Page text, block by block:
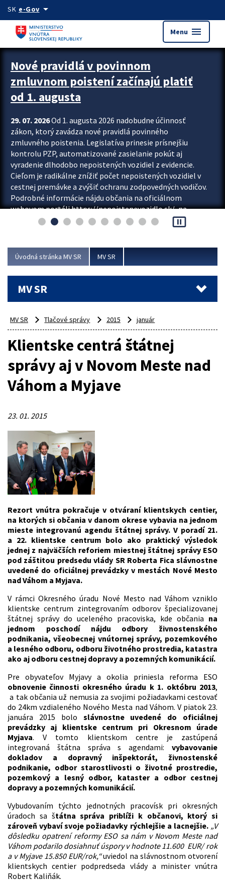
Preskocit na hlavný obsah
SK e-Govarrow_drop_down
Menu menu
Zastavit automatický posun upútavok
Nové pravidlá v povinnom
zmluvnom poistení začínajú platiť
od 1. augusta
29. 07. 2026Od 1. augusta 2026 nadobudne účinnosť
zákon, ktorý zavádza nové pravidlá povinného
zmluvného poistenia. Legislatíva prinesie prísnejšiu
kontrolu PZP, automatizované zasielanie pokút aj
vyradenie dlhodobo nepoistených vozidiel z evidencie.
Cieľom je radikálne znížiť počet nepoistených vozidiel v
cestnej premávke a zvýšiť ochranu zodpovedných vodičov.
Podrobné informácie nájdu občania na oficiálnom
webovom portáli https://nepoistenevozidlo.sk/, na
ktorom od augusta pribudne aj možnosť overiť si...
pause_presentation
Úvodná stránka MV SR MV SR
MV SR
MV SR Tlačové správy 2015 január
Klientske centrá štátnej
správy aj v Novom Meste nad
Váhom a Myjave
23. 01. 2015
Rezort vnútra pokračuje v otváraní klientskych centier,
na ktorých si občania v danom okrese vybavia na jednom
mieste integrovanú agendu štátnej správy. V poradí 21.
a 22. klientske centrum bolo ako praktický výsledok
jednej z najväčších reforiem miestnej štátnej správy ESO
pod záštitou predsedu vlády SR Roberta Fica slávnostne
uvedené do oficiálnej prevádzky v mestách Nové Mesto
nad Váhom a Myjava.
V rámci Okresného úradu Nové Mesto nad Váhom vzniklo
klientske centrum zintegrovaním odborov špecializovanej
štátnej správy do uceleného pracoviska, kde občania na
jednom poschodí nájdu odbory živnostenského
podnikania, všeobecnej vnútornej správy, pozemkového
a lesného odboru, odboru životného prostredia, katastra
ako aj odboru cestnej dopravy a pozemných komunikácií.
Pre obyvateľov Myjavy a okolia priniesla reforma ESO
obnovenie činnosti okresného úradu k 1. októbru 2013,
a tak občania už nemusia za svojimi požiadavkami cestovať
do 24km vzdialeného Nového Mesta nad Váhom. V piatok 23.
januára 2015 bolo slávnostne uvedené do oficiálnej
prevádzky aj klientske centrum pri Okresnom úrade
Myjava. V tomto klientskom centre je zastúpená
integrovaná štátna správa s agendami: vybavovanie
dokladov a dopravný inšpektorát, živnostenské
podnikanie, odbor starostlivosti o životné prostredie,
pozemkový a lesný odbor, kataster a odbor cestnej
dopravy a pozemných komunikácií.
Vybudovaním týchto jednotných pracovísk pri okresných
úradoch sa štátna správa priblíži k občanovi, ktorý si
zároveň vybaví svoje požiadavky rýchlejšie a lacnejšie. „V
dôsledku opatrení reformy ESO sa nám v Novom Meste nad
Váhom podarilo dosiahnuť úspory v hodnote 11.600 EUR/ rok
a v Myjave 15.850 EUR/rok,“uviedol na slávnostnom otvorení
klientskych centier podpredseda vlády a minister vnútra
Robert Kaliňák.